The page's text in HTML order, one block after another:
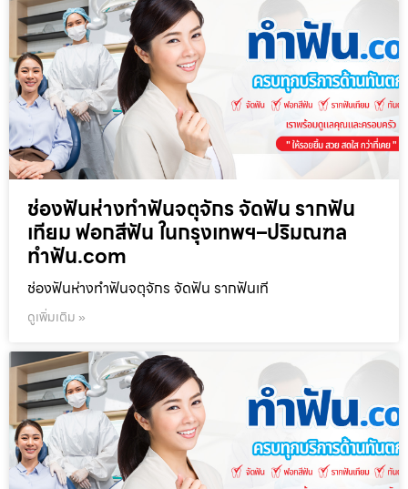
ช่องฟันห่างทำฟันจตุจักร จัดฟัน รากฟัน
เทียม ฟอกสีฟัน ในกรุงเทพฯ–ปริมณฑล
ทำฟัน.com
ช่องฟันห่างทำฟันจตุจักร จัดฟัน รากฟันเที
ดูเพิ่มเติม »